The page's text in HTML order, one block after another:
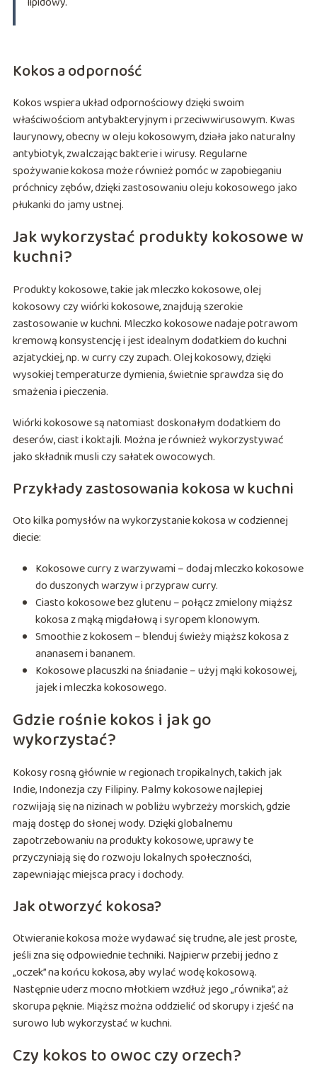
Kokos a odporność
Kokos wspiera układ odpornościowy dzięki swoim
właściwościom antybakteryjnym i przeciwwirusowym. Kwas
laurynowy, obecny w oleju kokosowym, działa jako naturalny
antybiotyk, zwalczając bakterie i wirusy. Regularne
spożywanie kokosa może również pomóc w zapobieganiu
próchnicy zębów, dzięki zastosowaniu oleju kokosowego jako
płukanki do jamy ustnej.
Jak wykorzystać produkty kokosowe w
kuchni?
Produkty kokosowe, takie jak mleczko kokosowe, olej
kokosowy czy wiórki kokosowe, znajdują szerokie
zastosowanie w kuchni. Mleczko kokosowe nadaje potrawom
kremową konsystencję i jest idealnym dodatkiem do kuchni
azjatyckiej, np. w curry czy zupach. Olej kokosowy, dzięki
wysokiej temperaturze dymienia, świetnie sprawdza się do
smażenia i pieczenia.
Wiórki kokosowe są natomiast doskonałym dodatkiem do
deserów, ciast i koktajli. Można je również wykorzystywać
jako składnik musli czy sałatek owocowych.
Przykłady zastosowania kokosa w kuchni
Oto kilka pomysłów na wykorzystanie kokosa w codziennej
diecie:
Kokosowe curry z warzywami – dodaj mleczko kokosowe
do duszonych warzyw i przypraw curry.
Ciasto kokosowe bez glutenu – połącz zmielony miąższ
kokosa z mąką migdałową i syropem klonowym.
Smoothie z kokosem – blenduj świeży miąższ kokosa z
ananasem i bananem.
Kokosowe placuszki na śniadanie – użyj mąki kokosowej,
jajek i mleczka kokosowego.
Gdzie rośnie kokos i jak go
wykorzystać?
Kokosy rosną głównie w regionach tropikalnych, takich jak
Indie, Indonezja czy Filipiny. Palmy kokosowe najlepiej
rozwijają się na nizinach w pobliżu wybrzeży morskich, gdzie
mają dostęp do słonej wody. Dzięki globalnemu
zapotrzebowaniu na produkty kokosowe, uprawy te
przyczyniają się do rozwoju lokalnych społeczności,
zapewniając miejsca pracy i dochody.
Jak otworzyć kokosa?
Otwieranie kokosa może wydawać się trudne, ale jest proste,
jeśli zna się odpowiednie techniki. Najpierw przebij jedno z
„oczek” na końcu kokosa, aby wylać wodę kokosową.
Następnie uderz mocno młotkiem wzdłuż jego „równika”, aż
skorupa pęknie. Miąższ można oddzielić od skorupy i zjeść na
surowo lub wykorzystać w kuchni.
Czy kokos to owoc czy orzech?